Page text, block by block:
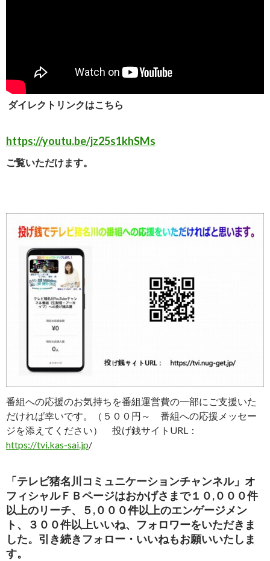
ダイレクトリンクはこちら
https://youtu.be/jz25s1khSMs
ご覧いただけます。
番組への応援のお気持ちを番組運営費の一部にご支援いた
だければ幸いです。（５００円～ 番組への応援メッセー
ジを添えてください） 投げ銭サイトURL：
https://tvi.kas-sai.jp/
「テレビ猪名川コミュニケーションチャンネル」オ
フィシャルＦＢページはおかげさまで１０,０００件
以上のリーチ、５,０００件以上のエンゲージメン
ト、３００件以上いいね、フォロワーをいただきま
した。引き続きフォロー・いいねもお願いいたしま
す。